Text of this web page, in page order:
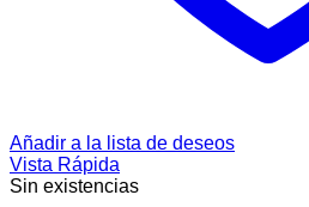
Añadir a la lista de deseos
Vista Rápida
Sin existencias